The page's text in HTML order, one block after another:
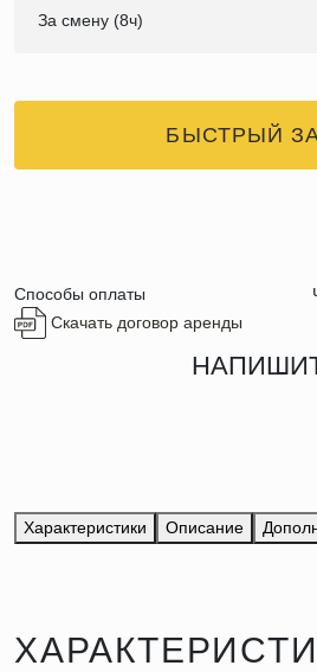
За смену (8ч)
БЫСТРЫЙ
Способы оплаты
Скачать договор аренды
Характеристики Описание